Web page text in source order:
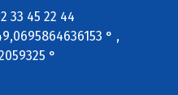
33 45 22 44
° ,
°